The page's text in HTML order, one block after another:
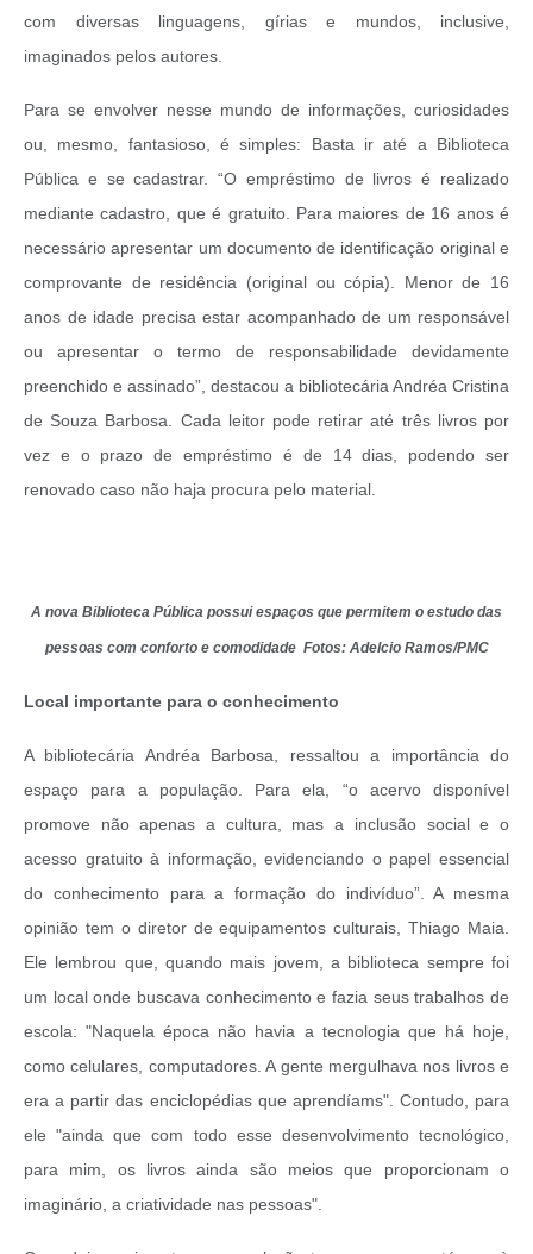
com diversas linguagens, gírias e mundos, inclusive,
imaginados pelos autores.
Para se envolver nesse mundo de informações, curiosidades
ou, mesmo, fantasioso, é simples: Basta ir até a Biblioteca
Pública e se cadastrar. “O empréstimo de livros é realizado
mediante cadastro, que é gratuito. Para maiores de 16 anos é
necessário apresentar um documento de identificação original e
comprovante de residência (original ou cópia). Menor de 16
anos de idade precisa estar acompanhado de um responsável
ou apresentar o termo de responsabilidade devidamente
preenchido e assinado”, destacou a bibliotecária Andréa Cristina
de Souza Barbosa. Cada leitor pode retirar até três livros por
vez e o prazo de empréstimo é de 14 dias, podendo ser
renovado caso não haja procura pelo material.
A nova Biblioteca Pública possui espaços que permitem o estudo das
pessoas com conforto e comodidade Fotos: Adelcio Ramos/PMC
Local importante para o conhecimento
A bibliotecária Andréa Barbosa, ressaltou a importância do
espaço para a população. Para ela, “o acervo disponível
promove não apenas a cultura, mas a inclusão social e o
acesso gratuito à informação, evidenciando o papel essencial
do conhecimento para a formação do indivíduo”. A mesma
opinião tem o diretor de equipamentos culturais, Thiago Maia.
Ele lembrou que, quando mais jovem, a biblioteca sempre foi
um local onde buscava conhecimento e fazia seus trabalhos de
escola: "Naquela época não havia a tecnologia que há hoje,
como celulares, computadores. A gente mergulhava nos livros e
era a partir das enciclopédias que aprendíams". Contudo, para
ele "ainda que com todo esse desenvolvimento tecnológico,
para mim, os livros ainda são meios que proporcionam o
imaginário, a criatividade nas pessoas".